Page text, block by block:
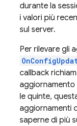
durante la
i valori più
sul server.
Per rilevare gli
callback
aggiornamento
le quinte,
aggiornamenti
saperne di più